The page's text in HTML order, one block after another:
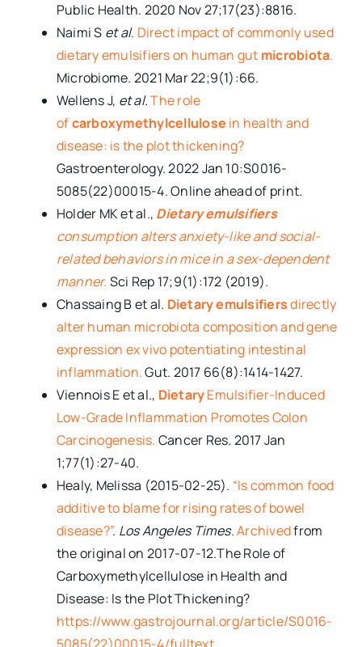
Public Health. 2020 Nov 27;17(23):8816.
Naimi S et al. Direct impact of commonly used
dietary emulsifiers on human gut microbiota.
Microbiome. 2021 Mar 22;9(1):66.
Wellens J, et al.The role
ofcarboxymethylcellulose in health and
disease: is the plot thickening?
Gastroenterology. 2022 Jan 10:S0016-
5085(22)00015-4. Online ahead of print.
Holder MK et al., Dietary emulsifiers
consumption alters anxiety-like and social-
related behaviors in mice in a sex-dependent
manner. Sci Rep 17;9(1):172 (2019).
Chassaing B et al. Dietaryemulsifiersdirectly
alter human microbiota composition and gene
expression ex vivo potentiating intestinal
inflammation.Gut. 2017 66(8):1414-1427.
Viennois E et al., DietaryEmulsifier-Induced
Low-Grade Inflammation Promotes Colon
Carcinogenesis. Cancer Res. 2017 Jan
1;77(1):27-40.
Healy, Melissa (2015-02-25). “Is common food
additive to blame for rising rates of bowel
disease?”. Los Angeles Times.Archivedfrom
the original on 2017-07-12.The Role of
Carboxymethylcellulose in Health and
Disease: Is the Plot Thickening?
https://www.gastrojournal.org/article/S0016-